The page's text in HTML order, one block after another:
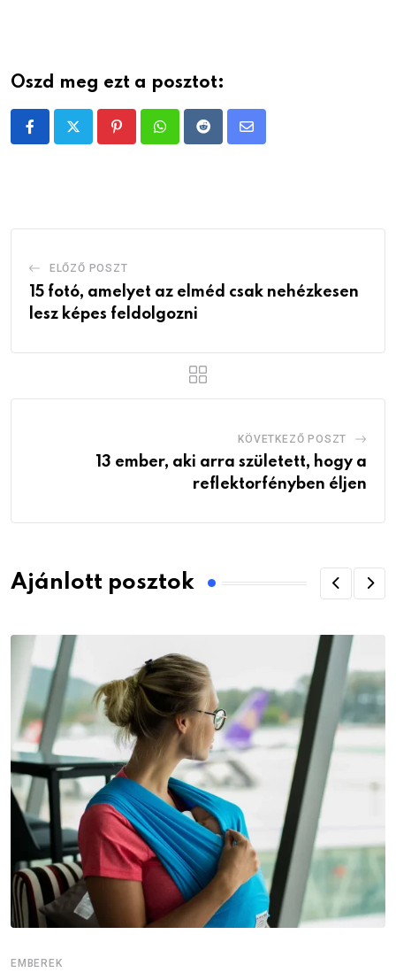
Oszd meg ezt a posztot:
PinterestWhatsappRedditShare
ELŐZŐ POSZT
15 fotó, amelyet az elméd csak nehézkesen
lesz képes feldolgozni
KÖVETKEZŐ POSZT
13 ember, aki arra született, hogy a
reflektorfényben éljen
Ajánlott posztok
EMBEREK